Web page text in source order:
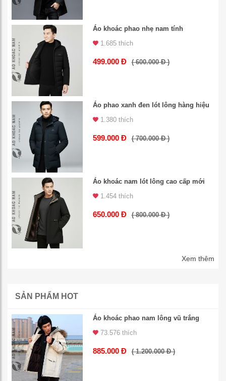
Áo khoác phao nhẹ nam tính
1.685 thích
499.000 Đ ( 600.000 Đ )
Áo phao xanh đen lót lông hàng hiệu
1.380 thích
599.000 Đ ( 700.000 Đ )
Áo khoác nam lót lông cao cấp mới
1.454 thích
650.000 Đ ( 800.000 Đ )
Xem thêm
SẢN PHẨM HOT
Áo khoác phao nam lông vũ trắng
73.576 thích
885.000 Đ ( 1.200.000 Đ )